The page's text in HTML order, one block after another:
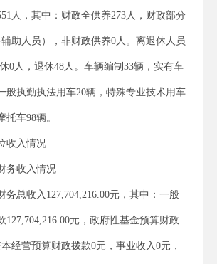
人，其中：财政全供养273人，财政部分
助人员），非财政供养0人。离退休人员
0人，退休48人。车辆编制33辆，实有车
般执勤执法用车20辆，特殊专业技术用车
托车98辆。
收入情况
务收入情况
务总收入127,704,216.00元，其中：一般
127,704,216.00元，政府性基金预算财政
经营预算财政拨款0元，事业收入0元，